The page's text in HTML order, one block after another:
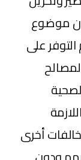
موضوع
على
أخرى